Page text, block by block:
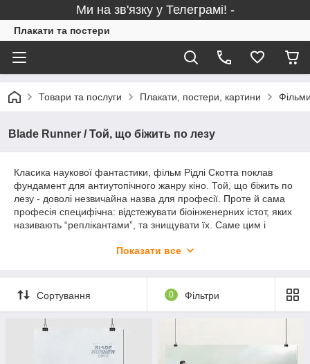
Ми на зв'язку у Телеграмі! -
Плакати та постери
Товари та послуги Плакати, постери, картини
Blade Runner / Той, що біжить по лезу
Класика наукової фантастики, фільм Рідлі Скотта поклав
фундамент для антиутопічного жанру кіно. Той, що біжить по
лезу - доволі незвичайна назва для професії. Проте й сама
професія специфічна: відстежувати біоінженерних істот, яких
називають “реплікантами”, та знищувати їх. Саме цим і
доручають особливо важливу місію з пошуку групи
дізнається чимало нового про, здавалося б, бездушних
роботів. У 2017 році вийшло продовження культової історії
“Той, що біжить по лезу 2049” (у ролях Райан Гослінг, Ана де
Армас, Гаррісон Форд, Джаред Лето). У цьому розділі можна
обрати вподобаний плакат і замовити його за декілька кліків
Показати все
Сортування 0 Фільтри